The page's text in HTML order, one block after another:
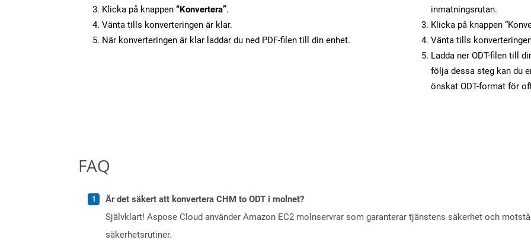
Klicka på knappen “Konvertera”.
Vänta tills konverteringen är klar.
När konverteringen är klar laddar du ned PDF-filen till din enhet.
inmatningsrutan.
Klicka på knappen
Vänta tills
Ladda ner ODT-filen till
följa dessa steg kan du
önskat ODT-format för
FAQ
Är det säkert att konvertera CHM to ODT i molnet?
Självklart! Aspose Cloud använder Amazon EC2 molnservrar som garanterar tjänstens säkerhet och
säkerhetsrutiner.